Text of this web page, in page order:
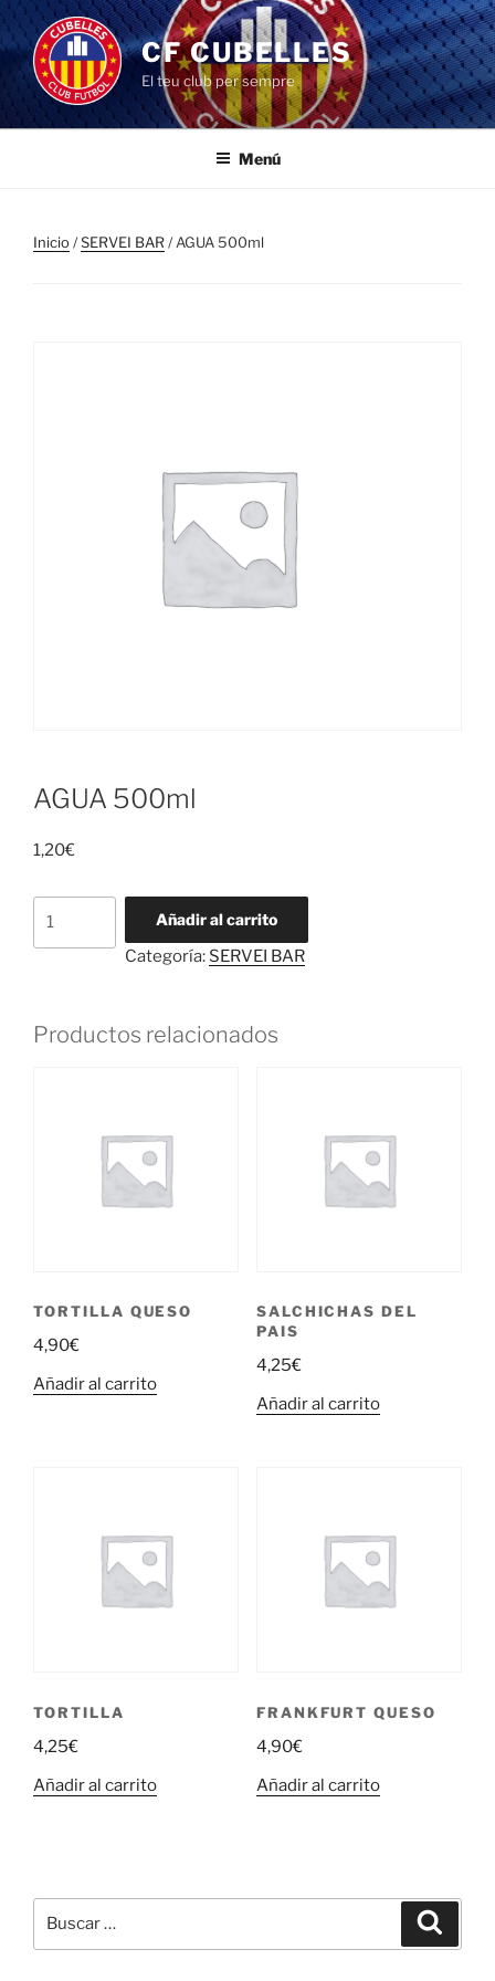
Saltar
al
contenido
CF CUBELLES
El teu club per sempre
Menú
Inicio/SERVEI BAR/ AGUA 500ml
AGUA 500ml
1,20€
Añadir al carrito
Categoría: SERVEI BAR
Productos relacionados
TORTILLA QUESO
4,90€
Añadir al carrito
SALCHICHAS DEL
PAIS
4,25€
Añadir al carrito
TORTILLA
4,25€
Añadir al carrito
FRANKFURT QUESO
4,90€
Añadir al carrito
por: